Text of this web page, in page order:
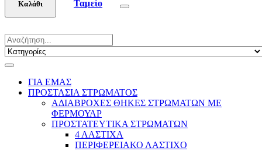
Καλάθι Ταμείο
ΓΙΑ ΕΜΑΣ
ΠΡΟΣΤΑΣΙΑ ΣΤΡΩΜΑΤΟΣ
ΑΔΙΑΒΡΟΧΕΣ ΘΗΚΕΣ ΣΤΡΩΜΑΤΩΝ ΜΕ
ΦΕΡΜΟΥΑΡ
ΠΡΟΣΤΑΤΕΥΤΙΚΑ ΣΤΡΩΜΑΤΩΝ
4 ΛΑΣΤΙΧΑ
ΠΕΡΙΦΕΡΕΙΑΚΟ ΛΑΣΤΙΧΟ